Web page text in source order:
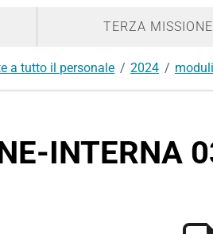
TERZA MISSIONE
a tutto il personale 2024
INTERNA